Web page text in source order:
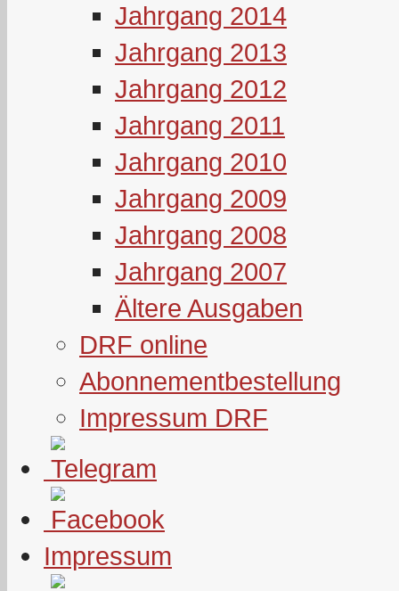
Jahrgang 2014
Jahrgang 2013
Jahrgang 2012
Jahrgang 2011
Jahrgang 2010
Jahrgang 2009
Jahrgang 2008
Jahrgang 2007
Ältere Ausgaben
DRF online
Abonnementbestellung
Impressum DRF
Impressum